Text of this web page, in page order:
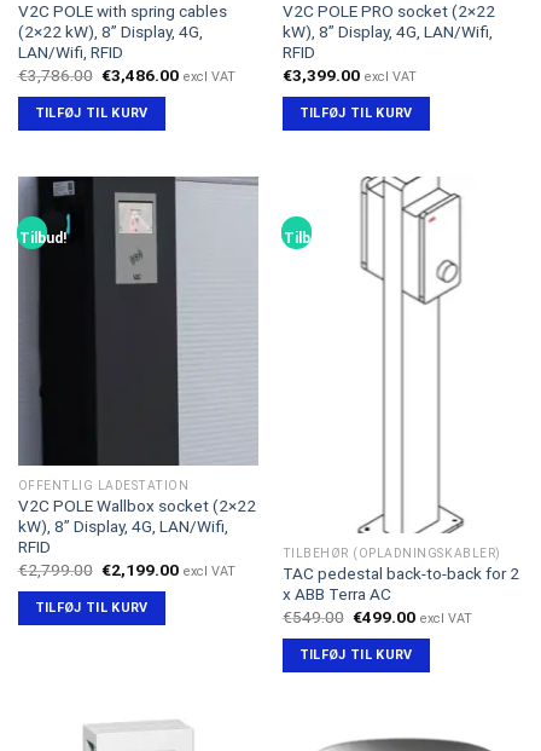
V2C POLE with spring cables
(2×22 kW), 8” Display, 4G,
LAN/Wifi, RFID
€3,786.00 Den
oprindelige
pris
var:
€3,786.00.
€3,486.00Den
excl VAT
TILFØJ TIL KURV
V2C POLE PRO socket (2×22
kW), 8” Display, 4G, LAN/Wifi,
RFID
€3,399.00 excl VAT
TILFØJ TIL KURV
Tilbud!
OFFENTLIG LADESTATION
V2C POLE Wallbox socket (2×22
kW), 8” Display, 4G, LAN/Wifi,
RFID
€2,799.00 Den
oprindelige
pris
var:
€2,799.00.
€2,199.00Den
excl VAT
TILFØJ TIL KURV
Tilbud!
TILBEHØR (OPLADNINGSKABLER)
TAC pedestal back-to-back for 2
x ABB Terra AC
€549.00 Den
pris
var:
€549.00.
€499.00Den
€499.00.
excl VAT
TILFØJ TIL KURV